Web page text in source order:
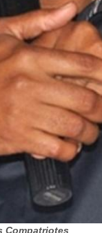
Compatriotes